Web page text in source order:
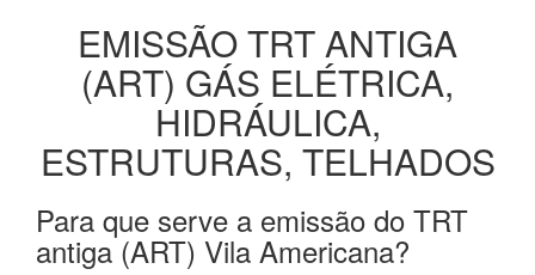
EMISSÃO TRT ANTIGA
(ART) GÁS ELÉTRICA,
HIDRÁULICA,
ESTRUTURAS, TELHADOS
Para que serve a emissão do TRT
antiga (ART) Vila Americana?